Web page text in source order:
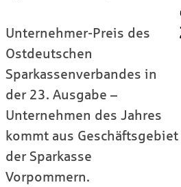
Unternehmer-Preis des
Ostdeutschen
Sparkassenverbandes in
der 23. Ausgabe –
Unternehmen des Jahres
kommt aus Geschäftsgebiet
der Sparkasse
Vorpommern.